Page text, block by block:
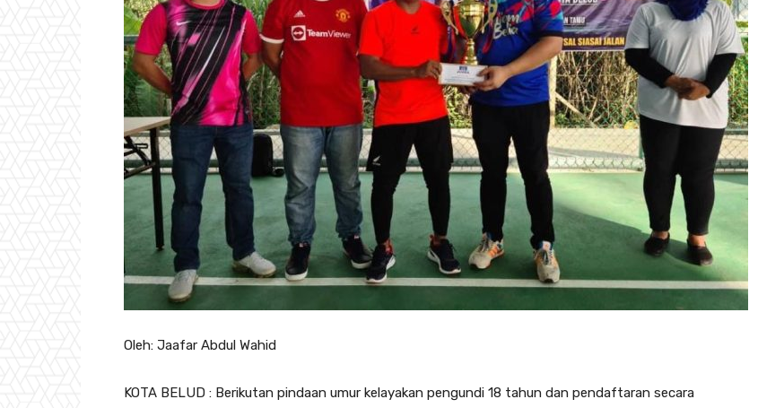
Oleh: Jaafar Abdul Wahid
KOTA BELUD : Berikutan pindaan umur kelayakan pengundi 18 tahun dan pendaftaran secara